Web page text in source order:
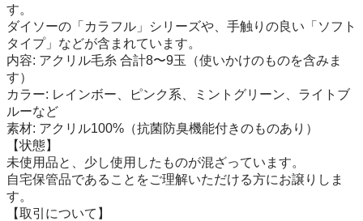
す。
ダイソーの「カラフル」シリーズや、手触りの良い「ソフト
タイプ」などが含まれています。
​内容: アクリル毛糸 合計8〜9玉（使いかけのものを含みま
す）
​カラー: レインボー、ピンク系、ミントグリーン、ライトブ
ルーなど
​素材: アクリル100%（抗菌防臭機能付きのものあり）
​【状態】
​未使用品と、少し使用したものが混ざっています。
​自宅保管品であることをご理解いただける方にお譲りしま
す。
​【取引について】